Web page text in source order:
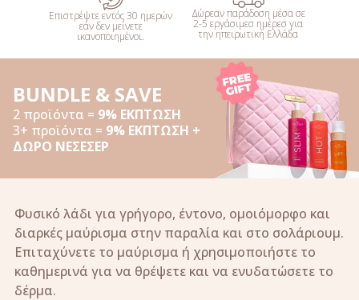
Επιστρέψτε εντός 30 ημερών
εάν δεν μείνετε
ικανοποιημένοι.
Δώρεαν παράδοση μέσα σε
2-5 εργάσιμεσ ημέρεσ για
την ηπειρωτική Ελλάδα
BUNDLE & SAVE
2 προϊόντα = 9% ΕΚΠΤΩΣΗ
3+ προϊόντα = 9% ΕΚΠΤΩΣΗ +
ΔΩΡΟ ΝΕΣΕΣΕΡ
Φυσικό λάδι για γρήγορο, έντονο, ομοιόμορφο και
διαρκές μαύρισμα στην παραλία και στο σολάριουμ.
Επιταχύνετε το μαύρισμα ή χρησιμοποιήστε το
καθημερινά για να θρέψετε και να ενυδατώσετε το
δέρμα.